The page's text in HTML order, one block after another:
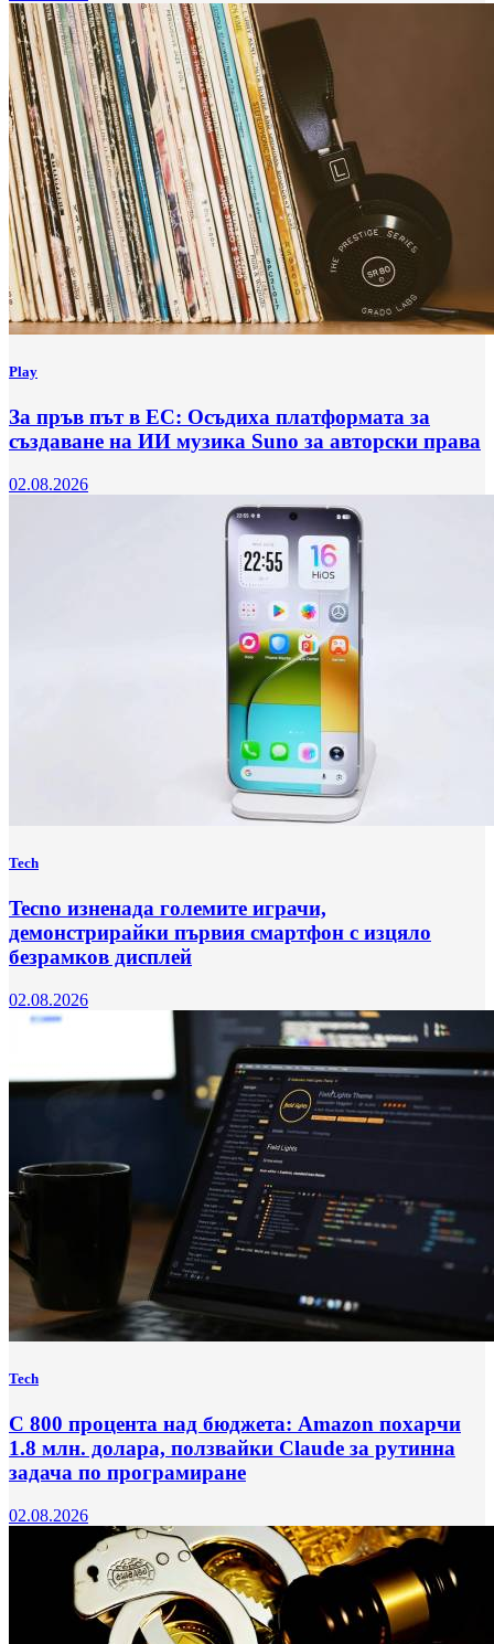
Play
За пръв път в ЕС: Осъдиха платформата за
създаване на ИИ музика Suno за авторски права
02.08.2026
Tech
Tecno изненада големите играчи,
демонстрирайки първия смартфон с изцяло
безрамков дисплей
02.08.2026
Tech
С 800 процента над бюджета: Amazon похарчи
1.8 млн. долара, ползвайки Claude за рутинна
задача по програмиране
02.08.2026